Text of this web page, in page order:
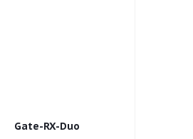
Gate-RX-Duo